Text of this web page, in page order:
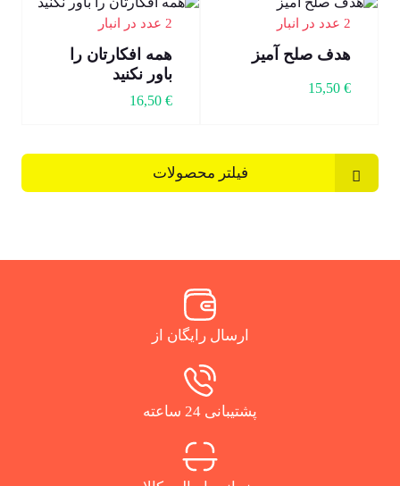
2 عدد در انبار
هدف صلح آمیز
15,50 €
2 عدد در انبار
همه افکارتان را
باور نکنید
16,50€
فیلتر محصولات
ارسال رایگان از
پشتیبانی 24 ساعته